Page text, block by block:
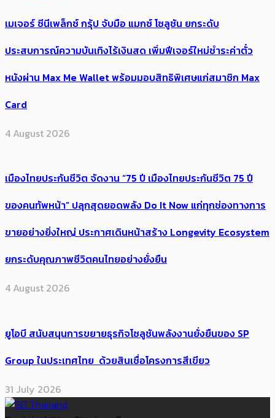
เมเจอร์ ซีนีเพล็กซ์ กรุ้ป จับมือ แมกซ์ โซลูชัน ยกระดับ
ประสบการณ์ความบันเทิงไร้เงินสด เพิ่มฟีเจอร์ใหม่ชำระค่าตั๋ว
หนังผ่าน Max Me Wallet พร้อมมอบสิทธิพิเศษแก่สมาชิก Max
Card
4 August 2026
เมืองไทยประกันชีวิต จัดงาน “75 ปี เมืองไทยประกันชีวิต 75 ปี
ของคนทัพหน้า” ปลุกสุดยอดพลัง Do It Now แก่ทุกช่องทางการ
ขายอย่างยิ่งใหญ่ ประกาศเดินหน้าสร้าง Longevity Ecosystem
ยกระดับคุณภาพชีวิตคนไทยอย่างยั่งยืน
4 August 2026
ยูโอบี สนับสนุนการขยายธุรกิจโซลูชันพลังงานยั่งยืนของ SP
Group ในประเทศไทย ด้วยสินเชื่อโครงการสีเขียว
31 July 2026